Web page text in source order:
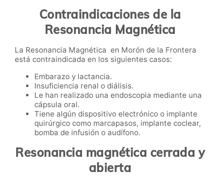
Contraindicaciones de la
Resonancia Magnética
La Resonancia Magnética en Morón de la Frontera
está contraindicada en los siguientes casos:
Embarazo y lactancia.
Insuficiencia renal o diálisis.
Le han realizado una endoscopia mediante una
cápsula oral.
Tiene algún dispositivo electrónico o implante
quirúrgico como marcapasos, implante coclear,
bomba de infusión o audífono.
Resonancia magnética cerrada y
abierta